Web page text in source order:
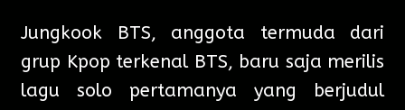
Jungkook BTS, anggota termuda dari
grup Kpop terkenal BTS, baru saja merilis
lagu solo pertamanya yang berjudul